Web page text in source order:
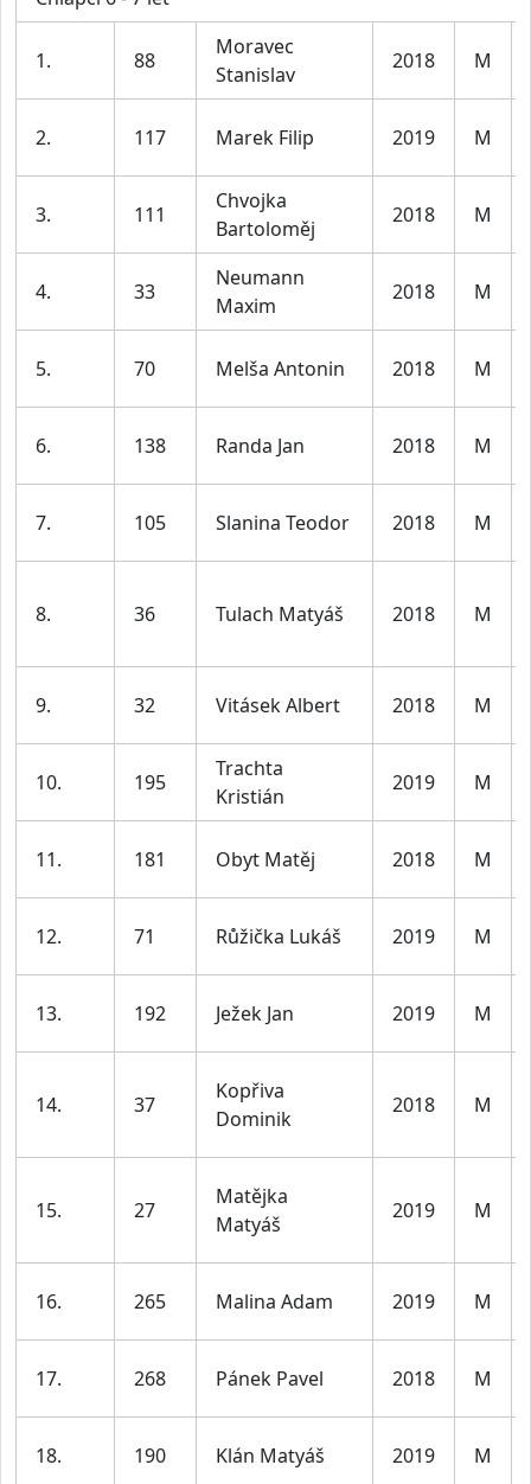
1. 88
Moravec
Stanislav
2018 M
2. 117 Marek Filip 2019 M
3. 111
Chvojka
Bartoloměj
2018 M
4. 33
Neumann
Maxim
2018 M
5. 70 Melša Antonin 2018 M
6. 138 Randa Jan 2018 M
7. 105 Slanina Teodor 2018 M
8. 36 Tulach Matyáš 2018 M
9. 32 Vitásek Albert 2018 M
10. 195
Trachta
Kristián
2019 M
11. 181 Obyt Matěj 2018 M
12. 71 Růžička Lukáš 2019 M
13. 192 Ježek Jan 2019 M
14. 37
Kopřiva
Dominik
2018 M
15. 27
Matějka
Matyáš
2019 M
16. 265 Malina Adam 2019 M
17. 268 Pánek Pavel 2018 M
18. 190 Klán Matyáš 2019 M